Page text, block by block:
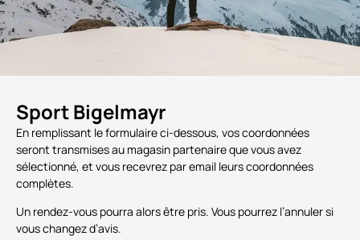
Sport Bigelmayr
En remplissant le formulaire ci-dessous, vos coordonnées
seront transmises au magasin partenaire que vous avez
sélectionné, et vous recevrez par email leurs coordonnées
complètes.
Un rendez-vous pourra alors être pris. Vous pourrez l’annuler si
vous changez d’avis.